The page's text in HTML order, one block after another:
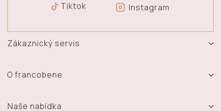
Tiktok Instagram
Zákaznický servis
Doprava a platba
Ochrana osobních údajů
O francobene
Prodejna
Naše nabídka